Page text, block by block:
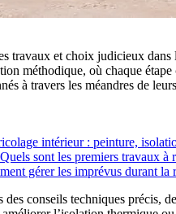
travaux et choix judicieux
méthodique, où chaque
à travers les méandres de
intérieur : peinture,
Quels sont les premiers travaux à
gérer les imprévus durant la
conseils techniques précis,